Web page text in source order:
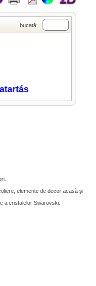
bucată:
elemente de decor acasă și
a cristalelor Swarovski.